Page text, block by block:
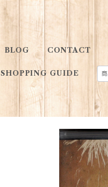
BLOG CONTACT
SHOPPING GUIDE